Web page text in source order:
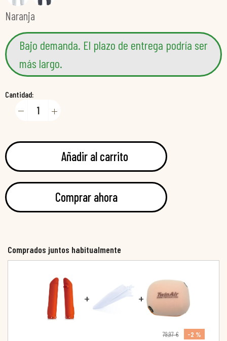
Naranja
Bajo demanda. El plazo de entrega podría ser
más largo.
Cantidad:
Añadir al carrito
Comprar ahora
Comprados juntos habitualmente
+ +
79,97 €
-2 %